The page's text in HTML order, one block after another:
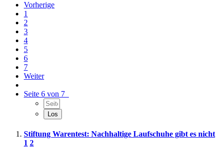
Vorherige
1
2
3
4
5
6
7
Weiter
Seite 6 von 7
Stiftung Warentest: Nachhaltige Laufschuhe gibt es nicht
1 2